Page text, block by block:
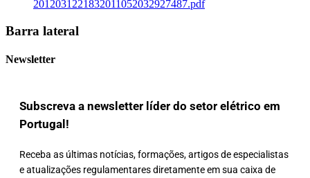
2012031221832011052032927487.pdf
Barra lateral
Newsletter
Subscreva a newsletter líder do setor elétrico em
Portugal!
Receba as últimas notícias, formações, artigos de especialistas
e atualizações regulamentares diretamente em sua caixa de